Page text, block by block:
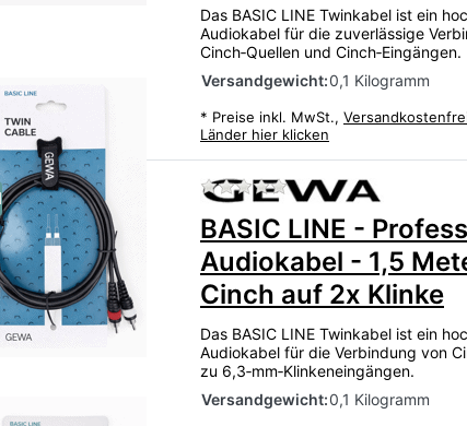
Das BASIC LINE Twinkabel ist ein
Audiokabel für die zuverlässige
Cinch‑Quellen und Cinch‑Eingängen.
Versandgewicht:0,1 Kilogramm
* Preise inkl. MwSt.,
Länder hier klicken
Zu diesem Produkt
BASIC LINE -
Audiokabel - 1,5
Cinch auf 2x Klinke
Das BASIC LINE Twinkabel ist ein
Audiokabel für die Verbindung von
zu 6,3‑mm‑Klinkeneingängen.
Versandgewicht:0,1 Kilogramm